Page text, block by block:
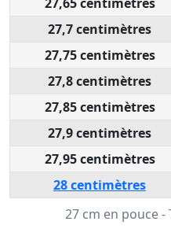
27 cm en pouce -
27,7 centimètres
27,75 centimètres
27,8 centimètres
27,85 centimètres
27,9 centimètres
27,95 centimètres
28 centimètres